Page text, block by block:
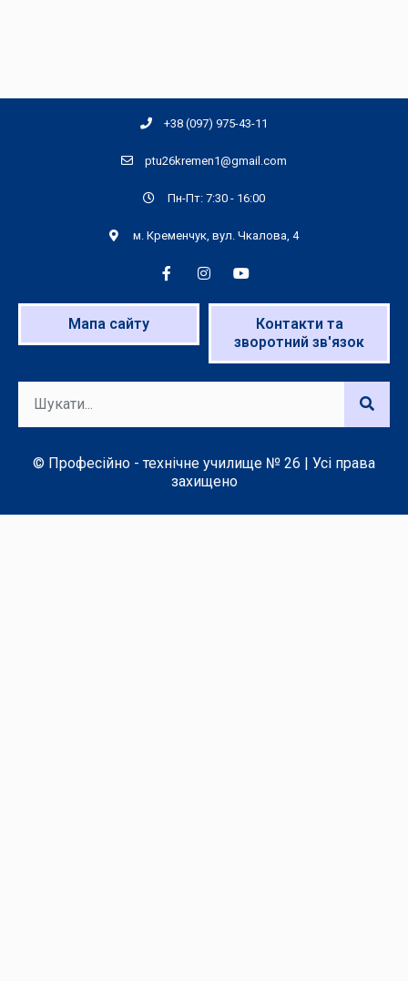
+38 (097) 975-43-11
ptu26kremen1@gmail.com
Пн-Пт: 7:30 - 16:00
м. Кременчук, вул. Чкалова, 4
Мапа сайту
Контакти та
зворотний зв'язок
© Професійно - технічне училище № 26 | Усі права
захищено